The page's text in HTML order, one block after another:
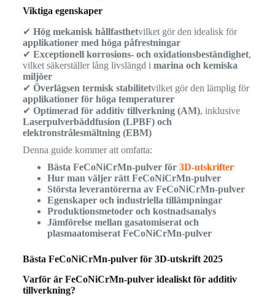
Viktiga egenskaper
✔ Hög mekanisk hållfasthetvilket gör den idealisk för
applikationer med höga påfrestningar
✔ Exceptionell korrosions- och oxidationsbeständighet,
vilket säkerställer lång livslängd i marina och kemiska
miljöer
✔ Överlägsen termisk stabilitetvilket gör den lämplig för
applikationer för höga temperaturer
✔ Optimerad för additiv tillverkning (AM), inklusive
Laserpulverbäddfusion (LPBF) och
elektronstrålesmältning (EBM)
Denna guide kommer att omfatta:
Bästa FeCoNiCrMn-pulver för 3D-utskrifter
Hur man väljer rätt FeCoNiCrMn-pulver
Största leverantörerna av FeCoNiCrMn-pulver
Egenskaper och industriella tillämpningar
Produktionsmetoder och kostnadsanalys
Jämförelse mellan gasatomiserat och
plasmaatomiserat FeCoNiCrMn-pulver
Bästa FeCoNiCrMn-pulver för 3D-utskrift 2025
Varför är FeCoNiCrMn-pulver idealiskt för additiv
tillverkning?